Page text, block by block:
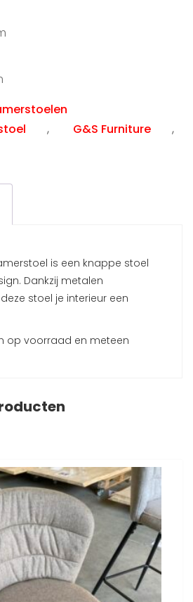
, G&S Furniture
,
is een knappe stoel
Dankzij metalen
stoel je interieur een
op voorraad en meteen